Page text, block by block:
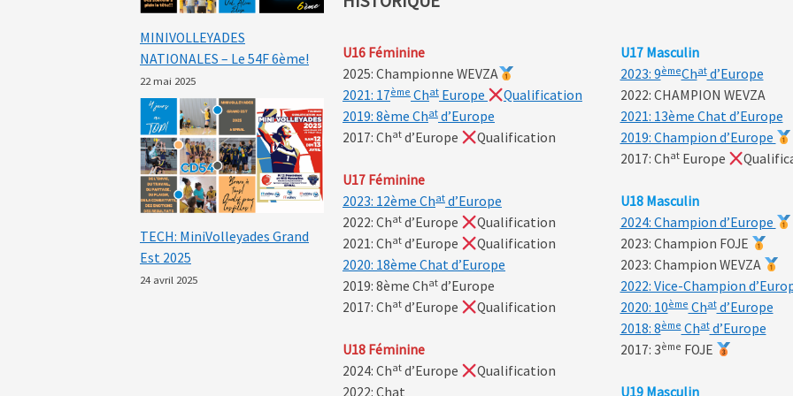
MINIVOLLEYADES
NATIONALES – Le 54F 6ème!
22 mai 2025
TECH: MiniVolleyades Grand
Est 2025
24 avril 2025
U16 Féminine
2025: Championne WEVZA
2021: 17ème Chat Europe
Qualification
2019: 8ème Chat d’Europe
2017: Chat d’Europe Qualification
U17 Féminine
2023: 12ème Chat d’Europe
2022: Chat d’Europe
Qualification
2021: Chat d’Europe
Qualification
2020: 18ème Chat d’Europe
2019: 8ème Chat d’Europe
2017: Chat d’Europe Qualification
U18 Féminine
2024: Chat d’Europe
Qualification
2022: Chat
U17 Masculin
2023: 9èmeChatd’Europe
2022: CHAMPION WEVZA
2021: 13ème Chat d’Europe
2019: Champion d’Europe
2017: ChatEurope
U18 Masculin
2024: Champion d’Europe
2023: Champion FOJE
2023: Champion WEVZA
2022: Vice-Champion
2020: 10èmeChatd’Europe
2018: 8èmeChatd’Europe
2017: 3ème FOJE
U19 Masculin